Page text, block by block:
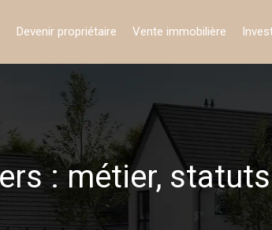
Devenir propriétaire Vente immobilière
: métier,